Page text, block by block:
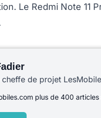
Le Redmi Note 11
cheffe de projet
plus de 400